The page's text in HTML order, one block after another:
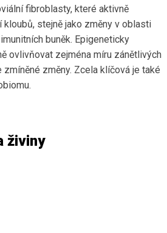
fibroblasty, které aktivně
stejně jako změny v oblasti
buněk. Epigeneticky
ovlivňovat zejména míru zánětlivých
změny. Zcela klíčová je také
živiny